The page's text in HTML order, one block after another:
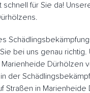
für Sie da!
bei uns genau richtig.
Dürhölzen
der
Straßen in Marienheide